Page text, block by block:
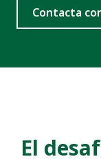
Contacta
El